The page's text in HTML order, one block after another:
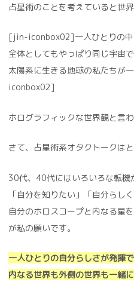
占星術のことを考えていると世
[jin-iconbox02]一人ひとりの中
全体としてもやっぱり同じ宇宙で
太陽系に生きる地球の私たちが
iconbox02]
ホログラフィックな世界観と言わ
さて、占星術系オタクトークはと
30代、40代にはいろいろな転機
「自分を知りたい」「自分らし
自分のホロスコープと内なる星
が私の願いです。
一人ひとりの自分らしさが発揮で
内なる世界も外側の世界も一緒